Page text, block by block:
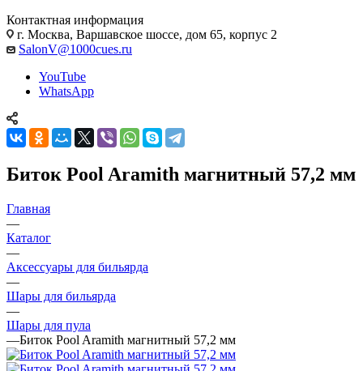
Контактная информация
г. Москва, Варшавское шоссе, дом 65, корпус 2
SalonV@1000cues.ru
YouTube
WhatsApp
Биток Pool Aramith магнитный 57,2 мм
Главная
—
Каталог
—
Аксессуары для бильярда
—
Шары для бильярда
—
Шары для пула
—Биток Pool Aramith магнитный 57,2 мм